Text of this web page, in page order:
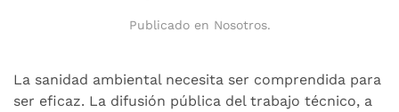
Publicado en Nosotros.
La sanidad ambiental necesita ser comprendida para
ser eficaz. La difusión pública del trabajo técnico, a